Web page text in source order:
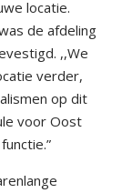
locatie.
de afdeling
,,We
verder,
op dit
voor Oost